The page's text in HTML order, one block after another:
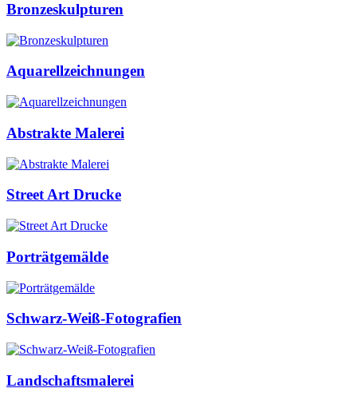
Bronzeskulpturen
Aquarellzeichnungen
Abstrakte Malerei
Street Art Drucke
Porträtgemälde
Schwarz-Weiß-Fotografien
Landschaftsmalerei